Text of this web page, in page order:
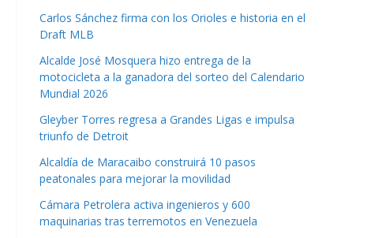
Carlos Sánchez firma con los Orioles e historia en el
Draft MLB
Alcalde José Mosquera hizo entrega de la
motocicleta a la ganadora del sorteo del Calendario
Mundial 2026
Gleyber Torres regresa a Grandes Ligas e impulsa
triunfo de Detroit
Alcaldía de Maracaibo construirá 10 pasos
peatonales para mejorar la movilidad
Cámara Petrolera activa ingenieros y 600
maquinarias tras terremotos en Venezuela